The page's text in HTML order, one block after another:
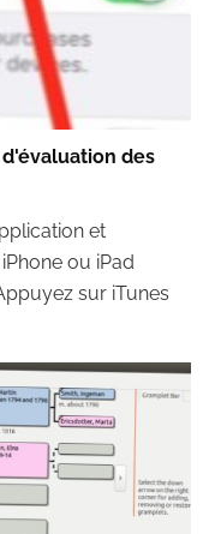
des
et
ou iPad
sur iTunes